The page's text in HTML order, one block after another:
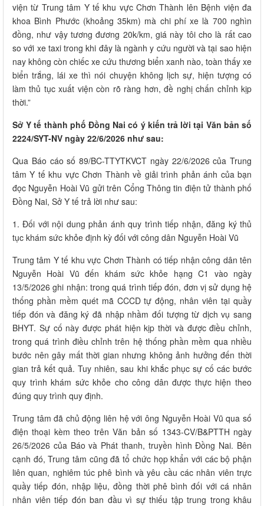
viện từ Trung tâm Y tế khu vực Chơn Thành lên Bệnh viện đa
khoa Bình Phước (khoảng 35km) mà chi phí xe là 700 nghìn
đồng, như vậy tương đương 20k/km, giá này tôi cho là rất cao
so với xe taxi trong khi đây là ngành y cứu người và tại sao hiện
nay không còn chiếc xe cứu thương biển xanh nào, toàn thấy xe
biển trắng, lái xe thì nói chuyện không lịch sự, hiện tượng có
làm thủ tục xuất viện còn rõ ràng hơn, đề nghị chấn chỉnh kịp
thời.”
Sở Y tế thành phố Đồng Nai có ý kiến trả lời tại Văn bản số
2224/SYT-NV ngày 22/6/2026 như sau:
Qua Báo cáo số 89/BC-TTYTKVCT ngày 22/6/2026 của Trung
tâm Y tế khu vực Chơn Thành về giải trình phản ánh của bạn
đọc Nguyễn Hoài Vũ gửi trên Cổng Thông tin điện tử thành phố
Đồng Nai, Sở Y tế trả lời như sau:
1. Đối với nội dung phản ánh quy trình tiếp nhận, đăng ký thủ
tục khám sức khỏe định kỳ đối với công dân Nguyễn Hoài Vũ
Trung tâm Y tế khu vực Chơn Thành có tiếp nhận công dân tên
Nguyễn Hoài Vũ đến khám sức khỏe hạng C1 vào ngày
13/5/2026 ghi nhận: trong quá trình tiếp đón, đơn vị sử dụng hệ
thống phần mềm quét mã CCCD tự động, nhân viên tại quầy
tiếp đón và đăng ký đã nhập nhầm đối tượng từ dịch vụ sang
BHYT. Sự cố này được phát hiện kịp thời và được điều chỉnh,
trong quá trình điều chỉnh trên hệ thống phần mềm qua nhiều
bước nên gây mất thời gian nhưng không ảnh hưởng đến thời
gian trả kết quả. Tuy nhiên, sau khi khắc phục sự cố các bước
quy trình khám sức khỏe cho công dân được thực hiện theo
đúng quy trình quy định.
Trung tâm đã chủ động liên hệ với ông Nguyễn Hoài Vũ qua số
điện thoại kèm theo trên Văn bản số 1343-CV/B&PTTH ngày
26/5/2026 của Báo và Phát thanh, truyền hình Đồng Nai. Bên
cạnh đó, Trung tâm cũng đã tổ chức họp khẩn với các bộ phận
liên quan, nghiêm túc phê bình và yêu cầu các nhân viên trực
quầy tiếp đón, nhập liệu, đồng thời phê bình đối với cá nhân
nhân viên tiếp đón ban đầu vì sự thiếu tập trung trong khâu